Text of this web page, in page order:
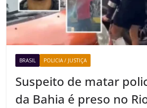
BRASIL POLICIA / JUSTIÇA
Suspeito de matar
da Bahia é preso no